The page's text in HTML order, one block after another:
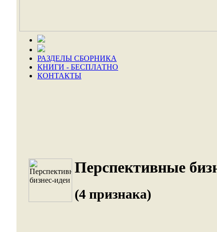
РАЗДЕЛЫ СБОРНИКА
КНИГИ - БЕСПЛАТНО
КОНТАКТЫ
Перспективные
(4 признака)